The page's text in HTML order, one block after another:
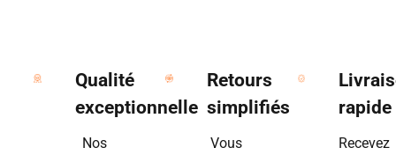
Qualité
exceptionnelle
Nos
Retours
simplifiés
Vous
rapide
Recevez